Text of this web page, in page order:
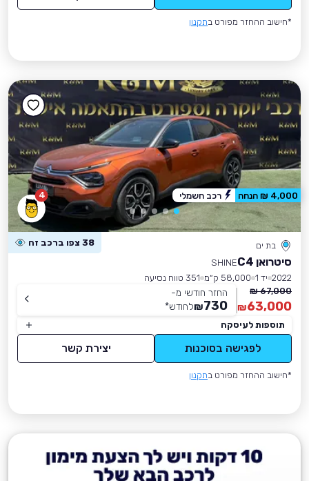
*חישוב ההחזר מפורט בתקנון
4
בת ים 38 צפו ברכב זה
סיטרואן C4
SHINE
2022 יד 1 58,000 ק״מ
351 טווח נסיעה
67,000 ₪
63,000
₪
החזר חודשי מ-
730
₪לחודש*
תוספות לעיסקה
לפגישה בסוכנות יצירת קשר
*חישוב ההחזר מפורט בתקנון
4,000 ₪ הנחה רכב חשמלי